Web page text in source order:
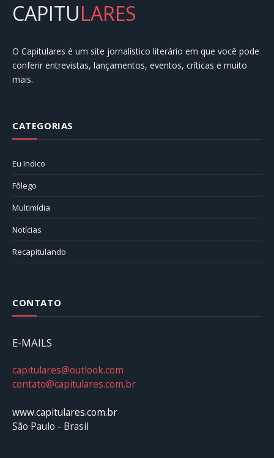
CAPITULARES
O Capitulares é um site jornalístico literário em que você pode
conferir entrevistas, lançamentos, eventos, críticas e muito
mais.
CATEGORIAS
Eu Indico
Fôlego
Multimídia
Notícias
Recapitulando
CONTATO
E-MAILS
capitulares@outlook.com
contato@capitulares.com.br
www.capitulares.com.br
São Paulo - Brasil